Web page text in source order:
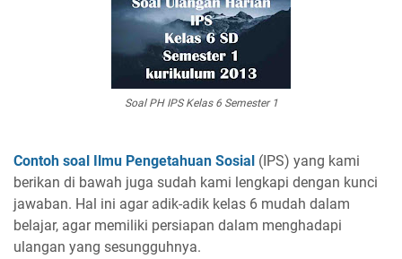
Soal PH IPS Kelas 6 Semester 1
Contoh soal Ilmu Pengetahuan Sosial (IPS) yang kami
berikan di bawah juga sudah kami lengkapi dengan kunci
jawaban. Hal ini agar adik-adik kelas 6 mudah dalam
belajar, agar memiliki persiapan dalam menghadapi
ulangan yang sesungguhnya.